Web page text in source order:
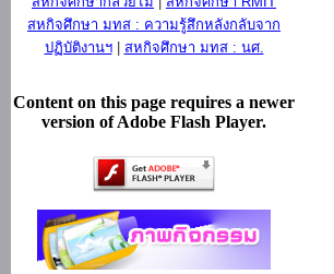
สหกิจศึกษา มทส : ความรู้สึกหลังกลับจาก
ปฏิบัติงานฯ| สหกิจศึกษา มทส : นศ.
Content on this page requires a newer
version of Adobe Flash Player.